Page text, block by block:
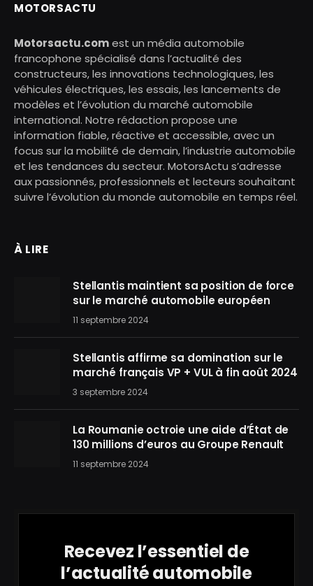
MOTORSACTU
Motorsactu.comest un média automobile
francophone spécialisé dans l’actualité des
constructeurs, les innovations technologiques, les
véhicules électriques, les essais, les lancements de
modèles et l’évolution du marché automobile
international. Notre rédaction propose une
information fiable, réactive et accessible, avec un
focus sur la mobilité de demain, l’industrie automobile
et les tendances du secteur. MotorsActu s’adresse
aux passionnés, professionnels et lecteurs souhaitant
suivre l’évolution du monde automobile en temps réel.
À LIRE
Stellantis maintient sa position de force
sur le marché automobile européen
11 septembre 2024
Stellantis affirme sa domination sur le
marché français VP + VUL à fin août 2024
3 septembre 2024
La Roumanie octroie une aide d’État de
130 millions d’euros au Groupe Renault
11 septembre 2024
Recevez l’essentiel de
l’actualité automobile